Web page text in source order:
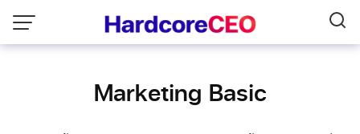
content
Marketing Basic